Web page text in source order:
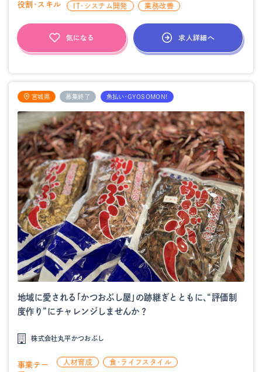
役割・スキル IT・システム開発 業務改善
気になる 求人詳細へ
宮城県 募集終了 魚払い・GYOSOMON!
地域に愛される「かつおぶし屋」の跡継ぎとともに、“評価制
度作り”にチャレンジしませんか？
株式会社丸平かつおぶし
事業テー
人材育成 食・ライフスタイル